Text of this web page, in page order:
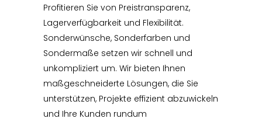
Profitieren Sie von Preistransparenz,
Lagerverfügbarkeit und Flexibilität.
Sonderwünsche, Sonderfarben und
Sondermaße setzen wir schnell und
unkompliziert um. Wir bieten Ihnen
maßgeschneiderte Lösungen, die Sie
unterstützen, Projekte effizient abzuwickeln
und Ihre Kunden rundum